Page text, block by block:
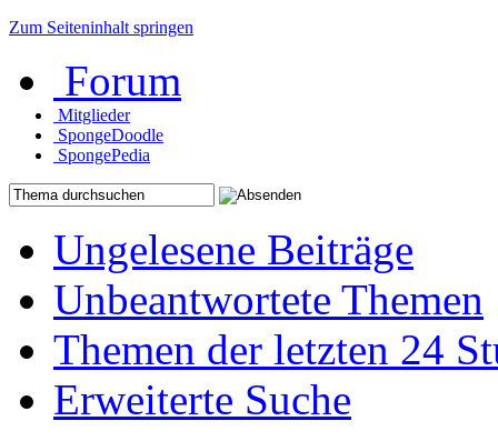
Zum Seiteninhalt springen
Forum
Mitglieder
SpongeDoodle
SpongePedia
Ungelesene Beiträge
Unbeantwortete Themen
Themen der letzten 24
Erweiterte Suche